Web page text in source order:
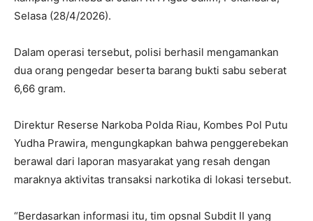
Selasa (28/4/2026).
Dalam operasi tersebut, polisi berhasil mengamankan
dua orang pengedar beserta barang bukti sabu seberat
6,66 gram.
Direktur Reserse Narkoba Polda Riau, Kombes Pol Putu
Yudha Prawira, mengungkapkan bahwa penggerebekan
berawal dari laporan masyarakat yang resah dengan
maraknya aktivitas transaksi narkotika di lokasi tersebut.
“Berdasarkan informasi itu, tim opsnal Subdit II yang